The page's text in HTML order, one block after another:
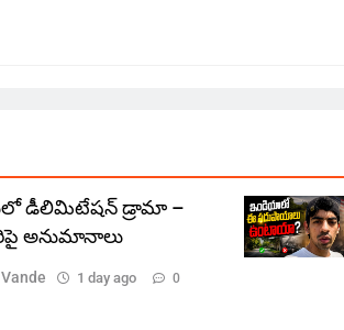
డీలిమిటేషన్ డ్రామా –
అనుమానాలు
1 day ago 0